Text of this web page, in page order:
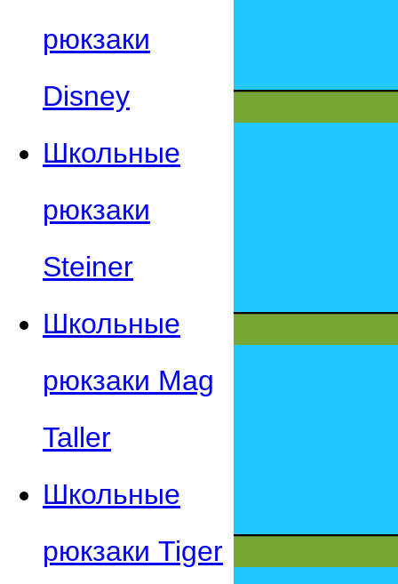
рюкзаки
Disney
Школьные
рюкзаки
Steiner
Школьные
рюкзаки Mag
Taller
Школьные
рюкзаки Tiger